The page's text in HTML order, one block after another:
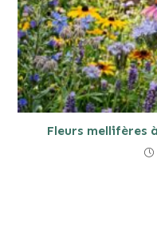
Fleurs mellifères